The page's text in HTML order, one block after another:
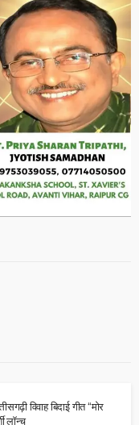
विवाह बिदाई गीत “मोर
लॉन्च